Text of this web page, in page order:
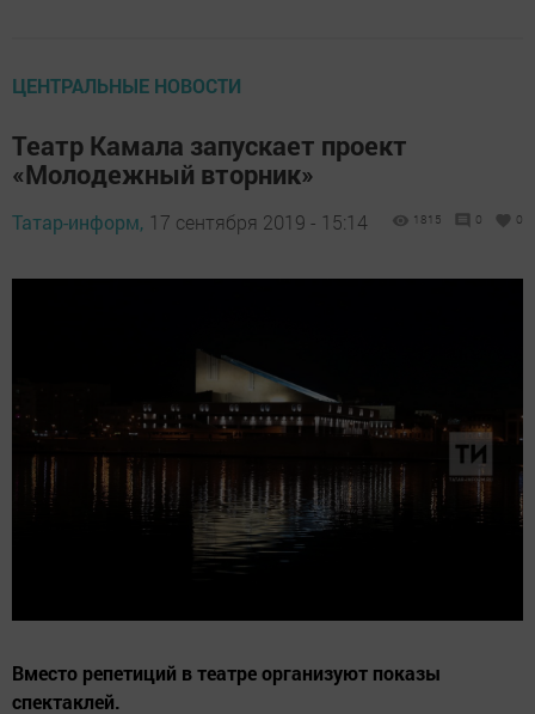
ЦЕНТРАЛЬНЫЕ НОВОСТИ
Театр Камала запускает проект
«Молодежный вторник»
Татар-информ, 17 сентября 2019 - 15:14 1815 0 0
Вместо репетиций в театре организуют показы
спектаклей.